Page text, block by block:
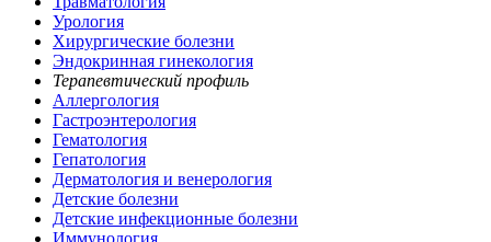
Урология
Хирургические болезни
Эндокринная гинекология
Терапевтический профиль
Аллергология
Гастроэнтерология
Гематология
Гепатология
Дерматология и венерология
Детские болезни
Детские инфекционные болезни
Иммунология